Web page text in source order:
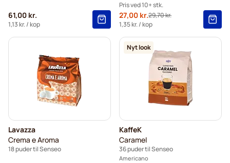
61,00 kr.
1,13 kr./ kop
Pris ved 10+ stk.
Tilbudspris
27,00 kr.Normalpris
29,70 kr.
1,35 kr./ kop
1 =29,70 kr.
5+ =28,35 kr.
10+ =27,00 kr.
Lavazza
Crema e Aroma
18 puder til Senseo
Nyt look
KaffeK
Caramel
36 puder til Senseo
Americano